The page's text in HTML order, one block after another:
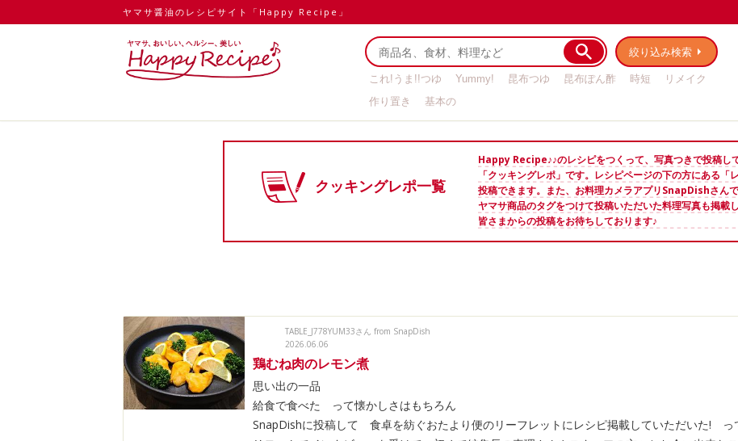
ヤマサ醤油のレシピサイト「Happy Recipe」
絞り込み検索
これ!うま!!つゆ Yummy! 昆布つゆ 昆布ぽん酢 時短
リメイク
作り置き
基本の
クッキングレポ一覧
Happy Recipe♪♪のレシピをつくって、写真つきで投稿し
「クッキングレポ」です。レシピページの下の方にある「
投稿できます。また、お料理カメラアプリSnapDishさんで
ヤマサ商品のタグをつけて投稿いただいた料理写真も掲載し
皆さまからの投稿をお待ちしております♪
TABLE_J778YUM33さん from SnapDish
2026.06.06
鶏むね肉のレモン煮
思い出の一品
給食で食べた って懐かしさはもちろん
SnapDishに投稿して 食卓を紡ぐおたより便のリーフレットにレシピ掲載していただいた! っ